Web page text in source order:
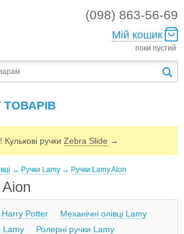
(098) 863-56-69
Мій кошик
поки пустий
ТОВАРIВ
Кулькові ручки Zebra Slide →
→ Ручки Lamy → Ручки Lamy Aion
Harry Potter
Механічні олівці Lamy
Lamy
Ролерні ручки Lamy